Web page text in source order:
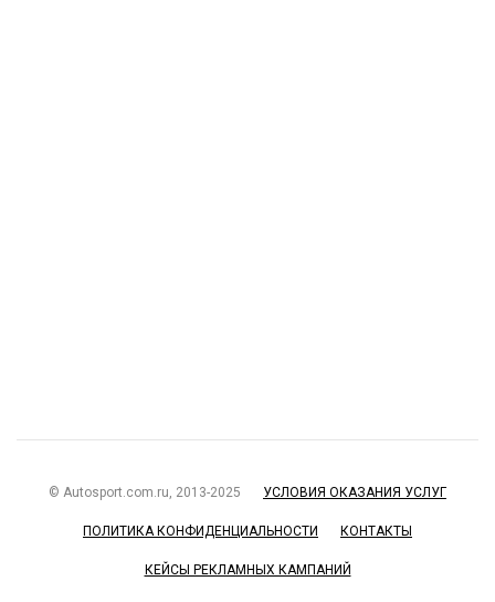
© Autosport.com.ru, 2013-2025 УСЛОВИЯ ОКАЗАНИЯ УСЛУГ
ПОЛИТИКА КОНФИДЕНЦИАЛЬНОСТИ КОНТАКТЫ
КЕЙСЫ РЕКЛАМНЫХ КАМПАНИЙ